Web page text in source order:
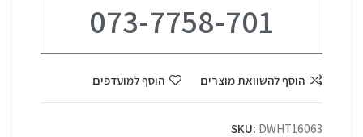
073-7758-701
הוסף להשוואת מוצרים הוסף למועדפים
SKU: DWHT16063